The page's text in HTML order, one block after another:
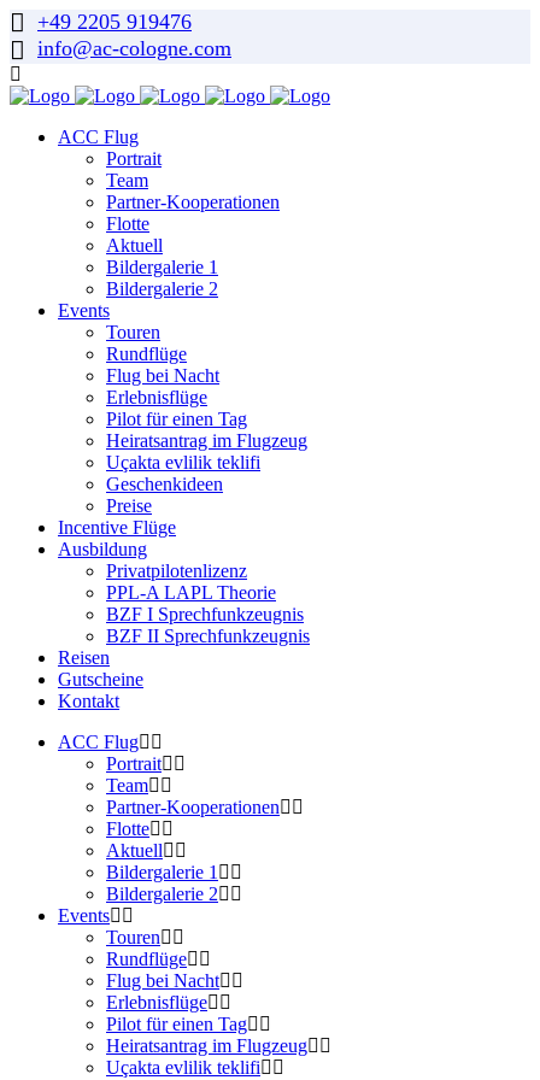
+49 2205 919476
info@ac-cologne.com
ACC Flug
Portrait
Team
Partner-Kooperationen
Flotte
Aktuell
Bildergalerie 1
Bildergalerie 2
Events
Touren
Rundflüge
Flug bei Nacht
Erlebnisflüge
Pilot für einen Tag
Heiratsantrag im Flugzeug
Uçakta evlilik teklifi
Geschenkideen
Preise
Incentive Flüge
Ausbildung
Privatpilotenlizenz
PPL-A LAPL Theorie
BZF I Sprechfunkzeugnis
BZF II Sprechfunkzeugnis
Reisen
Gutscheine
Kontakt
ACC Flug
Portrait
Team
Partner-Kooperationen
Flotte
Aktuell
Bildergalerie 1
Bildergalerie 2
Events
Touren
Rundflüge
Flug bei Nacht
Erlebnisflüge
Pilot für einen Tag
Heiratsantrag im Flugzeug
Uçakta evlilik teklifi